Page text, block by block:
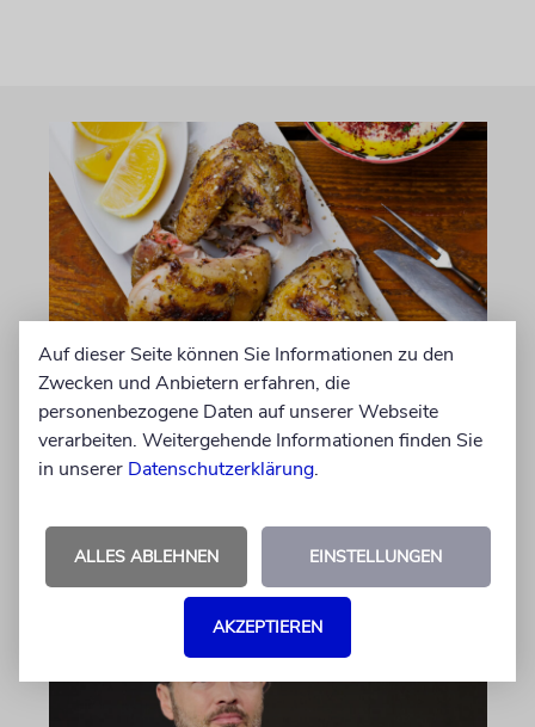
AUFGEGABELT
Zitronen-Zaatar-Hühnchen
Rezepte und Leckeres
09.08.2026
Auf dieser Seite können Sie Informationen zu den
Zwecken und Anbietern erfahren, die
personenbezogene Daten auf unserer Webseite
verarbeiten. Weitergehende Informationen finden Sie
in unserer Datenschutzerklärung.
ALLES ABLEHNEN EINSTELLUNGEN
AKZEPTIEREN